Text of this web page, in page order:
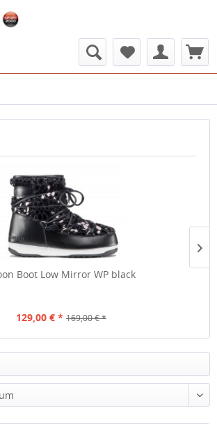
Boot Low Mirror WP black
129,00 € * 169,00 € *